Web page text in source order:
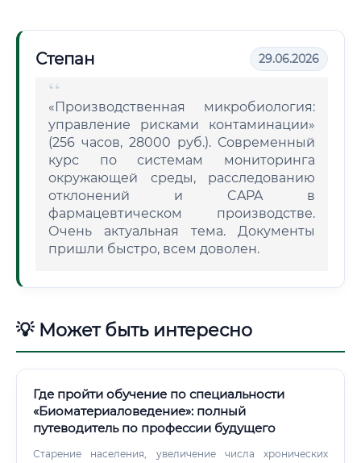
Степан 29.06.2026
«Производственная микробиология:
управление рисками контаминации»
(256 часов, 28000 руб.). Современный
курс по системам мониторинга
окружающей среды, расследованию
отклонений и CAPA в
фармацевтическом производстве.
Очень актуальная тема. Документы
пришли быстро, всем доволен.
💡 Может быть интересно
Где пройти обучение по специальности
«Биоматериаловедение»: полный
путеводитель по профессии будущего
Старение населения, увеличение числа хронических